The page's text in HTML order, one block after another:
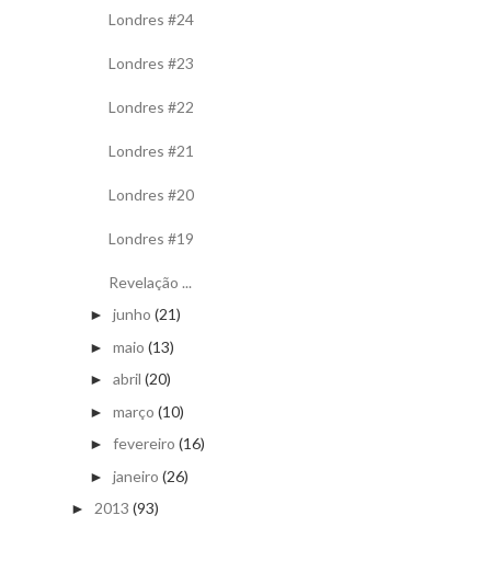
Londres #24
Londres #23
Londres #22
Londres #21
Londres #20
Londres #19
Revelação ...
► junho (21)
► maio (13)
► abril (20)
► março (10)
► fevereiro (16)
► janeiro (26)
► 2013 (93)